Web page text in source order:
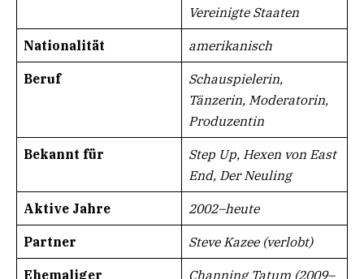
Vereinigte Staaten
Nationalität amerikanisch
Beruf
Schauspielerin,
Tänzerin, Moderatorin,
Produzentin
Bekannt für
Step Up, Hexen von East
End, Der Neuling
Aktive Jahre 2002–heute
Partner Steve Kazee (verlobt)
Ehemaliger
Channing Tatum (2009–